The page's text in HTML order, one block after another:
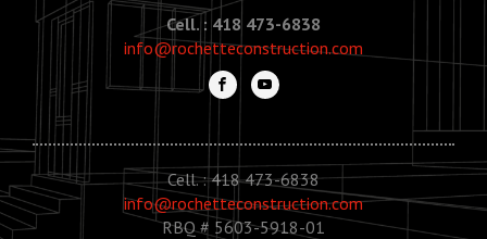
Cell. : 418 473-6838
info@rochetteconstruction.com
Cell. : 418 473-6838
info@rochetteconstruction.com
RBQ # 5603-5918-01